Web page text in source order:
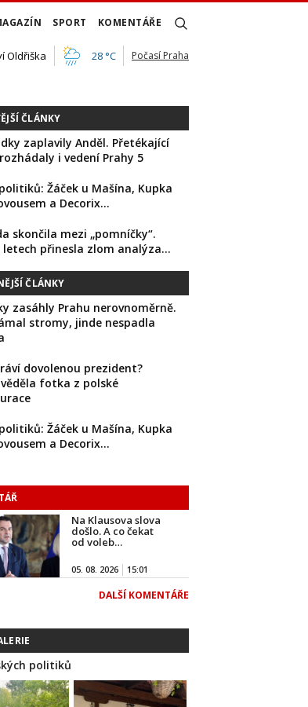
SPORT KOMENTÁŘE
Oldřiška 28 °C Počasí Praha
ČLÁNKY
zaplavily Anděl. Přetékající
i vedení Prahy 5
Žáček u Mašína, Kupka
a Decorix…
skončila mezi „pomníčky“.
letech přinesla zlom analýza…
ČLÁNKY
zasáhly Prahu nerovnoměrně.
stromy, jinde nespadla
dovolenou prezident?
fotka z polské
Žáček u Mašína, Kupka
a Decorix…
Na Klausova slova
došlo. A co čekat
od voleb…
05. 08. 2026 15:01
DALŠÍ KOMENTÁŘE
politiků